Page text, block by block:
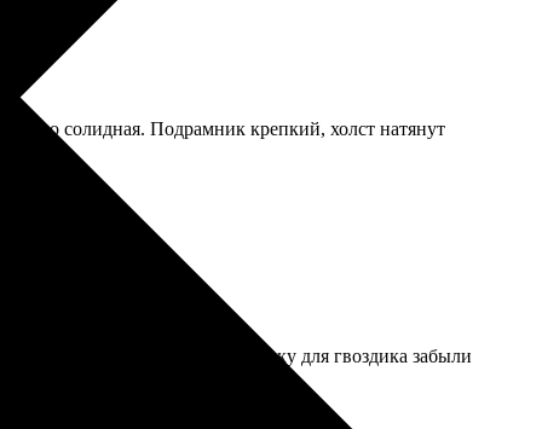
солидная. Подрамник крепкий, холст натянут
в руки взять. Только петельку для гвоздика забыли